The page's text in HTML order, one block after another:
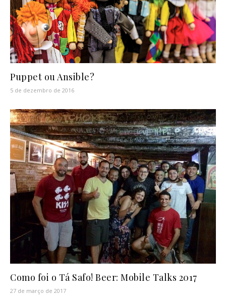
Puppet ou Ansible?
5 de dezembro de 2016
Como foi o Tá Safo! Beer: Mobile Talks 2017
27 de março de 2017